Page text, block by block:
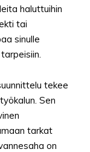
haluttuihin
tai
sinulle
tekee
Sen
tarkat
on